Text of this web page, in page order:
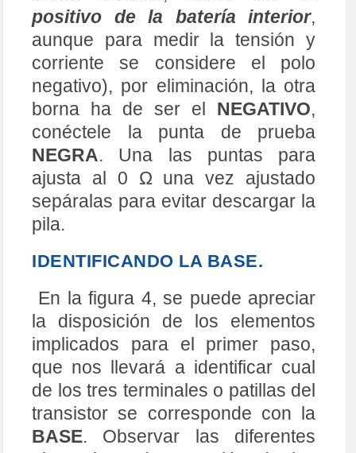
conéctele la punta de prueba
NEGRA
. Una las puntas para
ajusta al 0 Ω una vez ajustado
sepáralas para evitar descargar la
pila.
IDENTIFICANDO LA BASE.
En la figura 4, se puede apreciar
la disposición de los elementos
implicados para el primer paso,
de los tres terminales o patillas del
transistor se corresponde con la
BASE. Observar las diferentes
alternativas de conexión de las
puntas de prueba, en las tablas
adjuntas, éstas sólo se usan para
aprender cómo proceder.
Con en estas tablas se muestra